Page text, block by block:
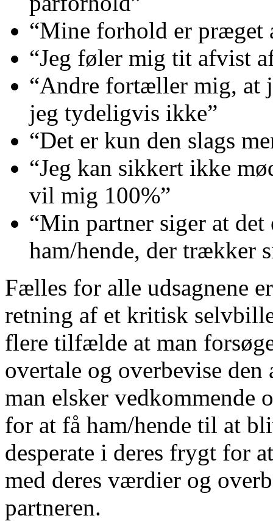
“Mine forhold er præget
“Jeg føler mig tit afvist
“Andre fortæller mig, at
jeg tydeligvis ikke”
“Det er kun den slags
“Jeg kan sikkert ikke
vil mig 100%”
“Min partner siger at
ham/hende, der trækker
Fælles for alle udsagnene
retning af et kritisk
flere tilfælde at man
overtale og overbevise den
man elsker vedkommende
for at få ham/hende til at
desperate i deres frygt for
med deres værdier og
partneren.